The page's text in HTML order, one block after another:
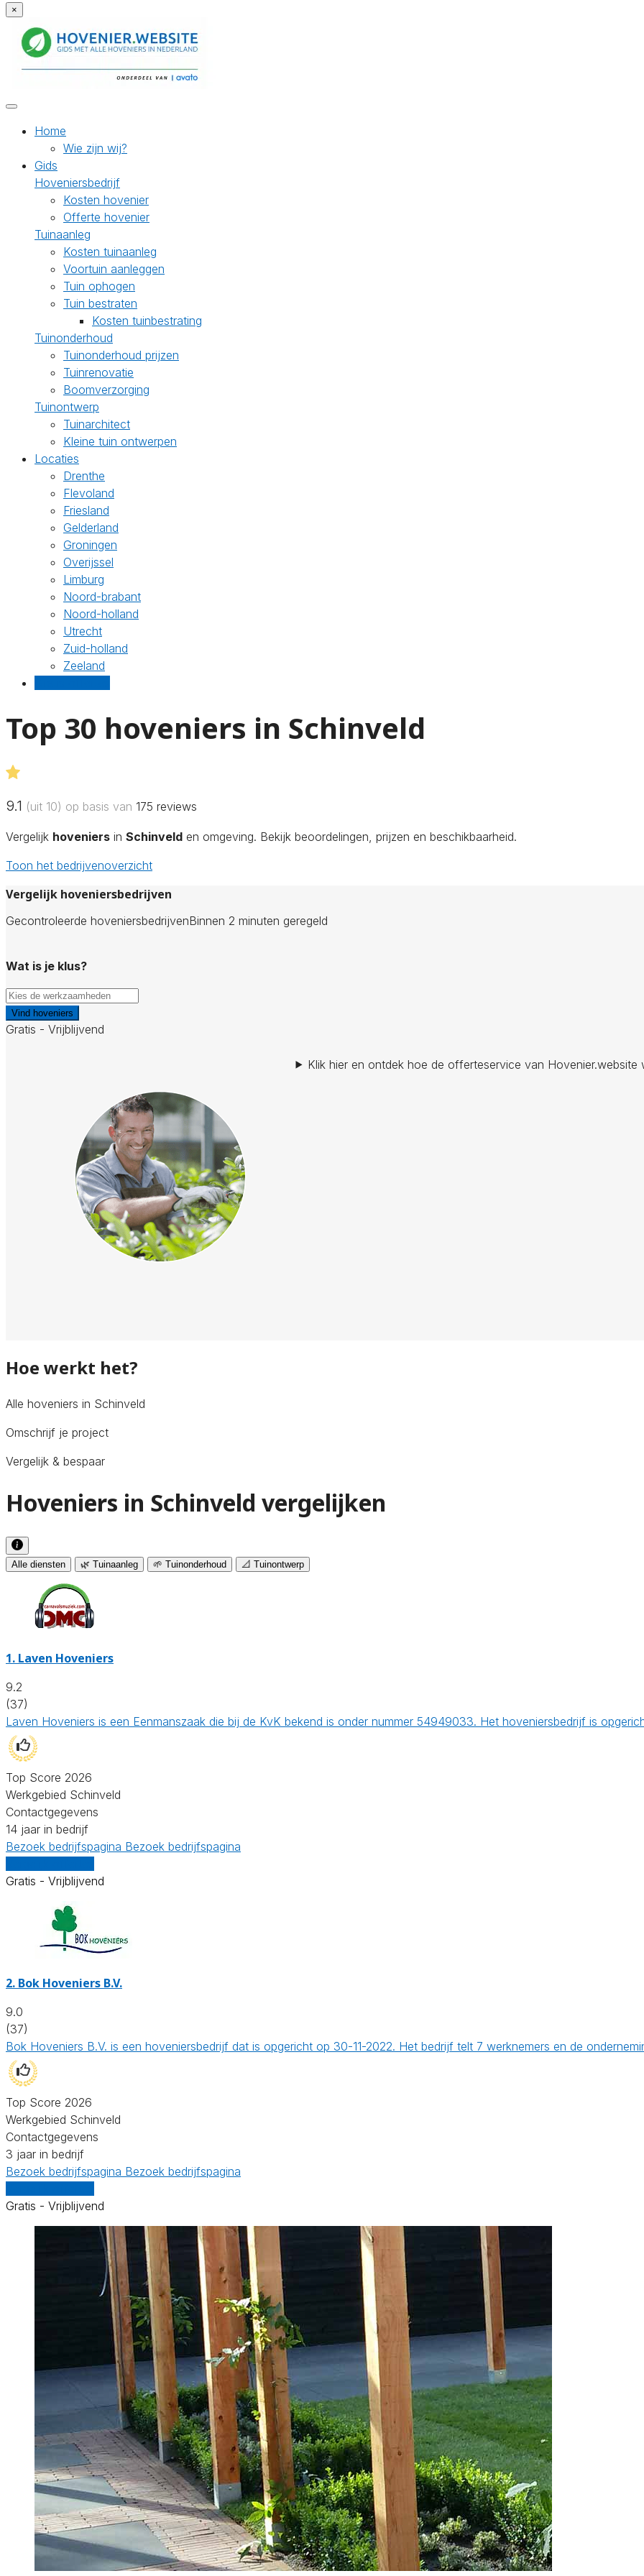
×
Home
Wie zijn wij?
Gids
Hoveniersbedrijf
Kosten hovenier
Offerte hovenier
Tuinaanleg
Kosten tuinaanleg
Voortuin aanleggen
Tuin ophogen
Tuin bestraten
Kosten tuinbestrating
Tuinonderhoud
Tuinonderhoud prijzen
Tuinrenovatie
Boomverzorging
Tuinontwerp
Tuinarchitect
Kleine tuin ontwerpen
Locaties
Drenthe
Flevoland
Friesland
Gelderland
Groningen
Overijssel
Limburg
Noord-brabant
Noord-holland
Utrecht
Zuid-holland
Zeeland
Top 30 hoveniers in Schinveld
9.1 (uit 10) op basis van 175 reviews
Vergelijk hoveniers in Schinveld en omgeving. Bekijk beoordelingen, prijzen en beschikbaarheid.
Toon het bedrijvenoverzicht
Vergelijk hoveniersbedrijven
Gecontroleerde hoveniersbedrijvenBinnen 2 minuten geregeld
Wat is je klus?
Vind hoveniers
Gratis - Vrijblijvend
Klik hier en ontdek hoe de offerteservice van Hovenier.website
Hoe werkt het?
Alle hoveniers in Schinveld
Omschrijf je project
Vergelijk & bespaar
Hoveniers in Schinveld vergelijken
Alle diensten 🌿 Tuinaanleg 🌱 Tuinonderhoud 📐 Tuinontwerp
1. Laven Hoveniers
9.2
(37)
Laven Hoveniers is een Eenmanszaak die bij de KvK bekend is onder nummer 54949033. Het hoveniersbedrijf is
Top Score 2026
Werkgebied Schinveld
Contactgegevens
14 jaar in bedrijf
Bezoek bedrijfspagina Bezoek bedrijfspagina
Gratis - Vrijblijvend
2. Bok Hoveniers B.V.
9.0
(37)
Bok Hoveniers B.V. is een hoveniersbedrijf dat is opgericht op 30-11-2022. Het bedrijf telt 7 werknemers en de
Top Score 2026
Werkgebied Schinveld
Contactgegevens
3 jaar in bedrijf
Bezoek bedrijfspagina Bezoek bedrijfspagina
Gratis - Vrijblijvend